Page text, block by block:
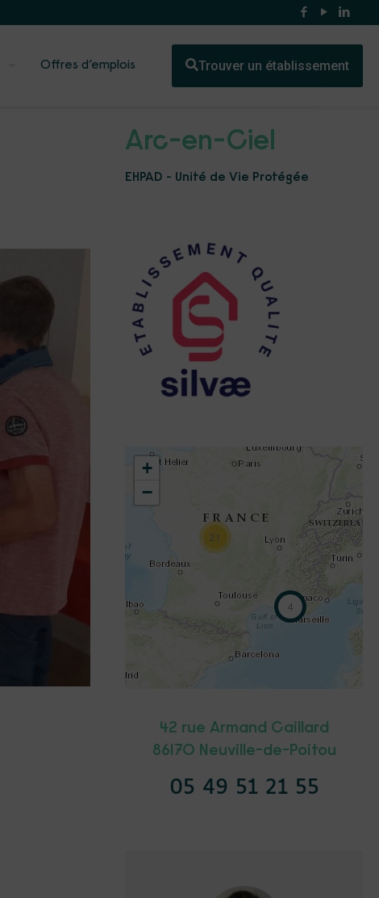
Offres d’emplois Trouver un établissement
Arc-en-Ciel
EHPAD - Unité de Vie Protégée
21
4
+
−
42 rue Armand Caillard
86170 Neuville-de-Poitou
05 49 51 21 55